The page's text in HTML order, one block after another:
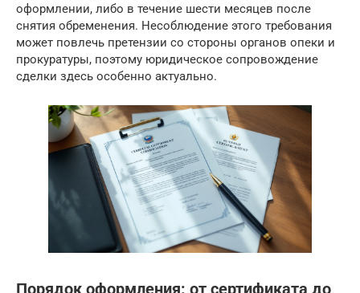
оформлении, либо в течение шести месяцев после
снятия обременения. Несоблюдение этого требования
может повлечь претензии со стороны органов опеки и
прокуратуры, поэтому юридическое сопровождение
сделки здесь особенно актуально.